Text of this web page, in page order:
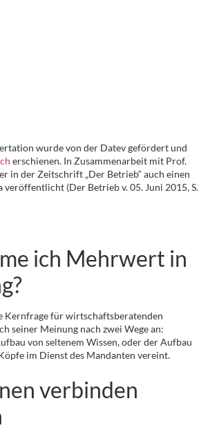
wurde von der Datev gefördert und
erschienen. In Zusammenarbeit mit Prof.
in der Zeitschrift „Der Betrieb“ auch einen
veröffentlicht (Der Betrieb v. 05. Juni 2015, S.
ich Mehrwert in
Kernfrage für wirtschaftsberatenden
seiner Meinung nach zwei Wege an:
von seltenem Wissen, oder der Aufbau
im Dienst des Mandanten vereint.
verbinden